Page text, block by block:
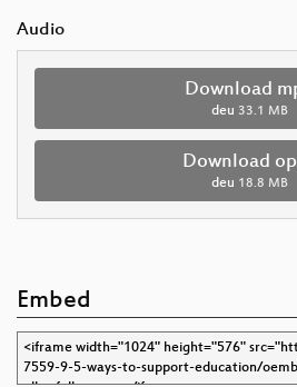
Audio
Download
deu 33.1 MB
Download
deu 18.8 MB
Embed